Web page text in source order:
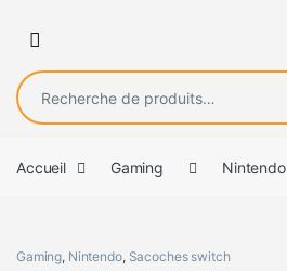
Recherche pour :
Accueil Gaming Nintendo
Gaming, Nintendo, Sacoches switch